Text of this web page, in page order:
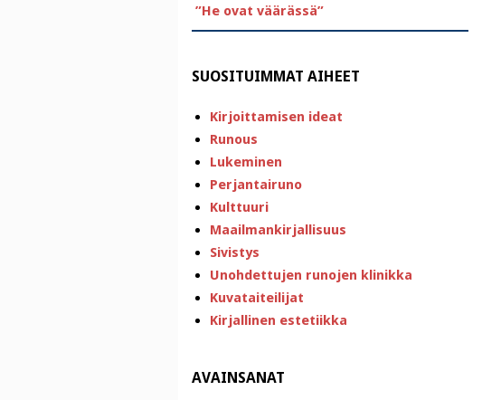
”He ovat väärässä”
SUOSITUIMMAT AIHEET
Kirjoittamisen ideat
Runous
Lukeminen
Perjantairuno
Kulttuuri
Maailmankirjallisuus
Sivistys
Unohdettujen runojen klinikka
Kuvataiteilijat
Kirjallinen estetiikka
AVAINSANAT